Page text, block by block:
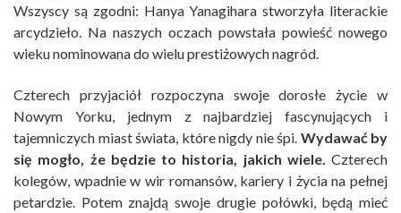
Wszyscy są zgodni: Hanya Yanagihara stworzyła literackie
arcydzieło. Na naszych oczach powstała powieść nowego
wieku nominowana do wielu prestiżowych nagród.
Czterech przyjaciół rozpoczyna swoje dorosłe życie w
Nowym Yorku, jednym z najbardziej fascynujących i
tajemniczych miast świata, które nigdy nie śpi. Wydawać by
się mogło, że będzie to historia, jakich wiele. Czterech
kolegów, wpadnie w wir romansów, kariery i życia na pełnej
petardzie. Potem znajdą swoje drugie połówki, będą mieć